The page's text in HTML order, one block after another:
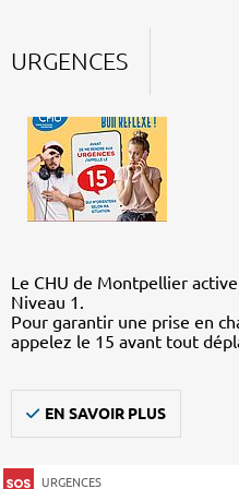
URGENCES
Le CHU de Montpellier
Niveau 1.
Pour garantir une prise en
appelez le 15 avant tout
EN SAVOIR PLUS
URGENCES